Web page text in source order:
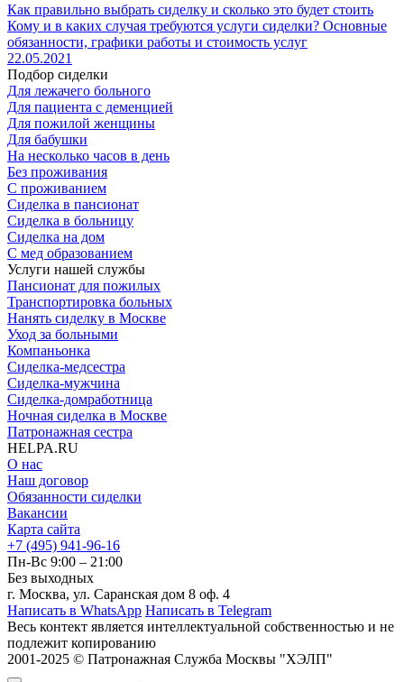
Как правильно выбрать сиделку и сколько это будет стоить
Кому и в каких случая требуются услуги сиделки? Основные
обязанности, графики работы и стоимость услуг
22.05.2021
Подбор сиделки
Для лежачего больного
Для пациента с деменцией
Для пожилой женщины
Для бабушки
На несколько часов в день
Без проживания
С проживанием
Сиделка в пансионат
Сиделка в больницу
Сиделка на дом
С мед образованием
Услуги нашей службы
Пансионат для пожилых
Транспортировка больных
Нанять сиделку в Москве
Уход за больными
Компаньонка
Сиделка-медсестра
Сиделка-мужчина
Сиделка-домработница
Ночная сиделка в Москве
Патронажная сестра
HELPA.RU
О нас
Наш договор
Обязанности сиделки
Вакансии
Карта сайта
+7 (495) 941-96-16
Пн-Вс 9:00 – 21:00
Без выходных
г. Москва, ул. Саранская дом 8 оф. 4
Написать в WhatsApp Написать в Telegram
Весь контект является интеллектуальной собственностью и не
подлежит копированию
2001-2025 © Патронажная Служба Москвы "ХЭЛП"